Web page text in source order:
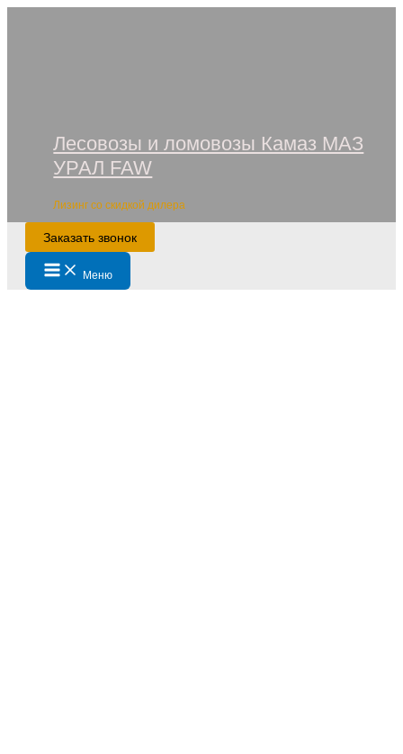
Лесовозы и ломовозы Камаз МАЗ
УРАЛ FAW
Лизинг со скидкой дилера
Заказать звонок
Main
Menu Меню